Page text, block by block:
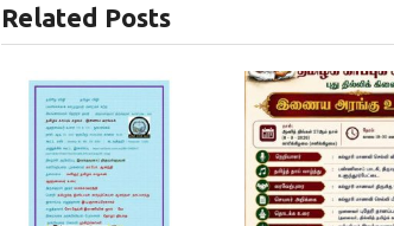
Related Posts